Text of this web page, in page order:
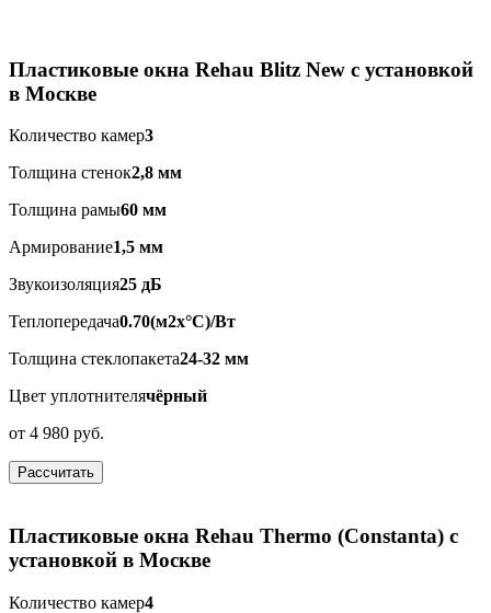
Пластиковые окна Rehau Blitz New с установкой
в Москве
Количество камер3
Толщина стенок2,8 мм
Толщина рамы60 мм
Армирование1,5 мм
Звукоизоляция25 дБ
Теплопередача0.70(м2x°C)/Вт
Толщина стеклопакета24-32 мм
Цвет уплотнителячёрный
от 4 980 руб.
Рассчитать
Пластиковые окна Rehau Thermo (Constanta) с
установкой в Москве
Количество камер4